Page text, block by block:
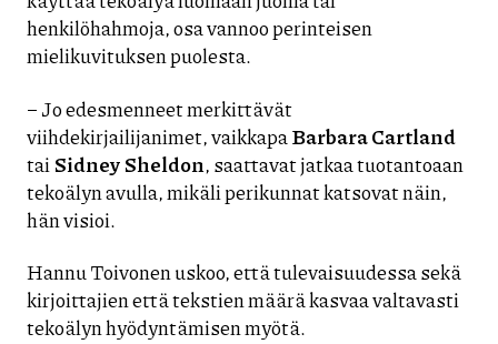
henkilöhahmoja, osa vannoo perinteisen
mielikuvituksen puolesta.
– Jo edesmenneet merkittävät
viihdekirjailijanimet, vaikkapaBarbara Cartland
taiSidney Sheldon, saattavat jatkaa tuotantoaan
tekoälyn avulla, mikäli perikunnat katsovat näin,
hän visioi.
Hannu Toivonen uskoo, että tulevaisuudessa sekä
kirjoittajien että tekstien määrä kasvaa valtavasti
tekoälyn hyödyntämisen myötä.